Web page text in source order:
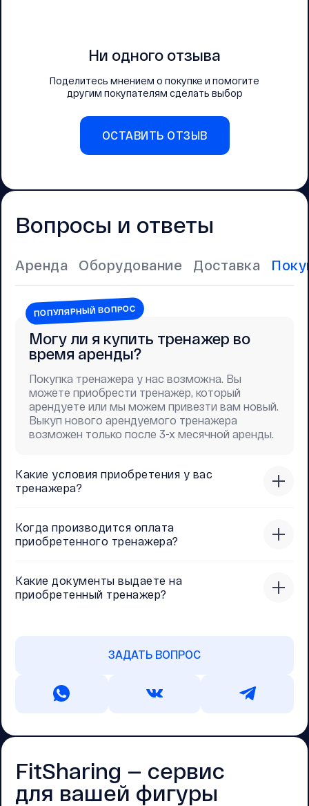
Ни одного отзыва
Поделитесь мнением о покупке и помогите
другим покупателям сделать выбор
ОСТАВИТЬ ОТЗЫВ
Вопросы и ответы
Аренда Оборудование Доставка
Какие условия приобретения у вас
тренажера?
Когда производится оплата
приобретенного тренажера?
Какие документы выдаете на
приобретенный тренажер?
ЗАДАТЬ ВОПРОС
ПОПУЛЯРНЫЙ ВОПРОС
Могу ли я купить тренажер во
время аренды?
Покупка тренажера у нас возможна. Вы
можете приобрести тренажер, который
арендуете или мы можем привезти вам новый.
Выкуп нового арендуемого тренажера
возможен только после 3-х месячной аренды.
FitSharing — cервис
для вашей фигуры